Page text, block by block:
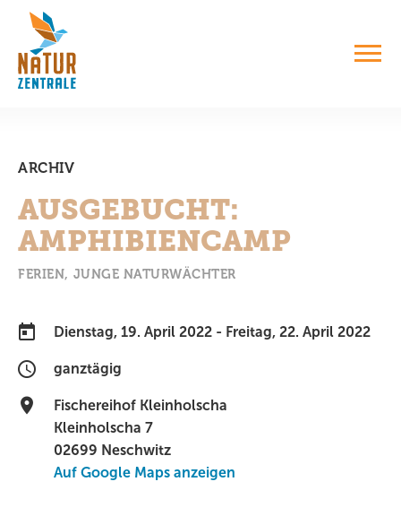
ARCHIV
AUSGEBUCHT:
AMPHIBIENCAMP
FERIEN JUNGE NATURWÄCHTER
Dienstag, 19. April 2022 - Freitag, 22. April 2022
ganztägig
Fischereihof Kleinholscha
Kleinholscha 7
02699 Neschwitz
Auf Google Maps anzeigen